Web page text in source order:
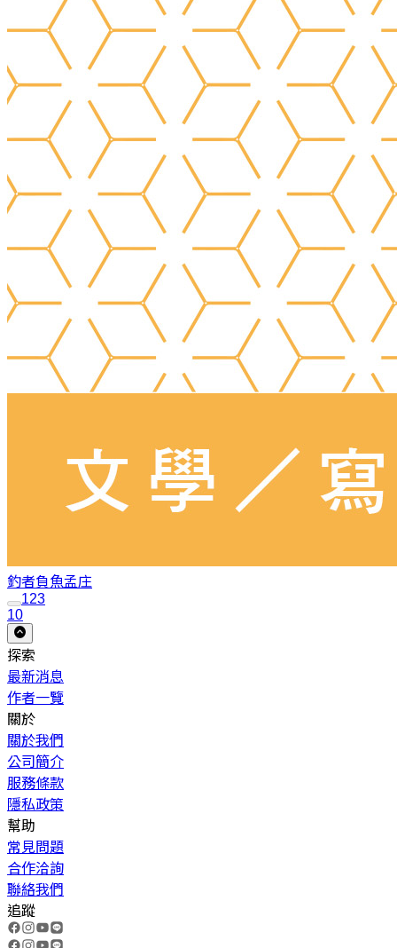
釣者負魚孟庄
123
10
探索
最新消息
作者一覽
關於
關於我們
公司簡介
服務條款
隱私政策
幫助
常見問題
合作洽詢
聯絡我們
追蹤